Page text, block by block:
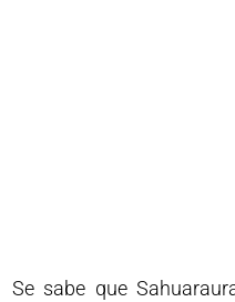
Se sabe que